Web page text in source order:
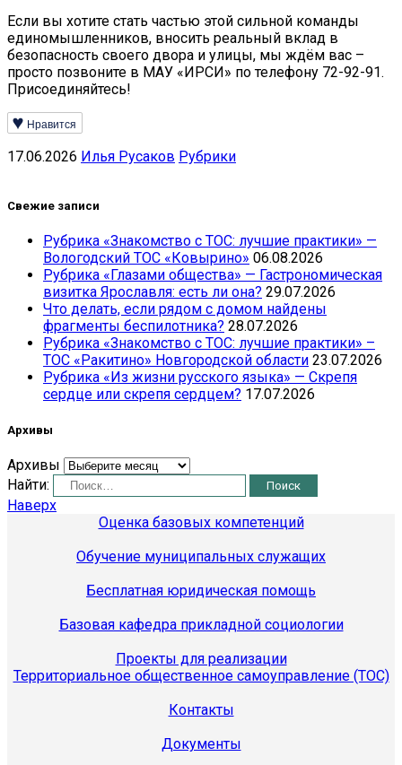
Если вы хотите стать частью этой сильной команды
единомышленников, вносить реальный вклад в
безопасность своего двора и улицы, мы ждём вас –
просто позвоните в МАУ «ИРСИ» по телефону 72-92-91.
Присоединяйтесь!
Нравится
17.06.2026 Илья Русаков Рубрики
Свежие записи
Рубрика «Знакомство с ТОС: лучшие практики» —
Вологодский ТОС «Ковырино» 06.08.2026
Рубрика «Глазами общества» — Гастрономическая
визитка Ярославля: есть ли она? 29.07.2026
Что делать, если рядом с домом найдены
фрагменты беспилотника? 28.07.2026
Рубрика «Знакомство с ТОС: лучшие практики» –
ТОС «Ракитино» Новгородской области 23.07.2026
Рубрика «Из жизни русского языка» — Скрепя
сердце или скрепя сердцем? 17.07.2026
Архивы
Архивы
Найти:
Наверх
Оценка базовых компетенций
Обучение муниципальных служащих
Бесплатная юридическая помощь
Базовая кафедра прикладной социологии
Проекты для реализации
Территориальное общественное самоуправление (ТОС)
Контакты
Документы